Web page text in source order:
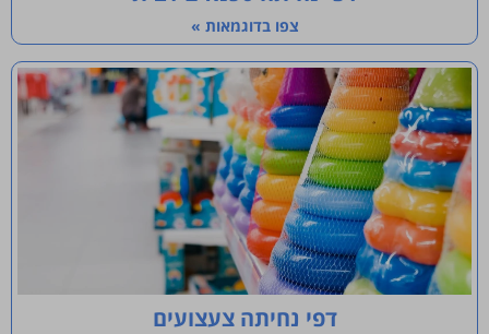
צפו בדוגמאות »
דפי נחיתה צעצועים